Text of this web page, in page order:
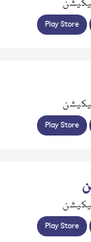
Play Store
Play Store
Play Store